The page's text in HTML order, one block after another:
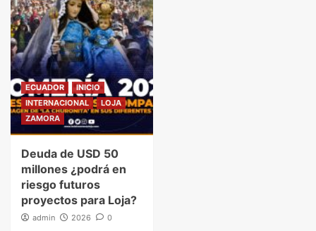
ECUADOR
INICIO
INTERNACIONAL
LOJA
ZAMORA
Deuda de USD 50
millones ¿podrá en
riesgo futuros
proyectos para Loja?
admin 2026 0